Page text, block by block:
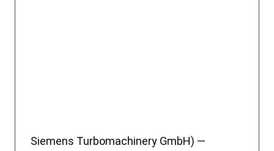
Siemens Turbomachinery GmbH) —